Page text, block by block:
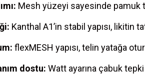
Mesh yüzeyi sayesinde pamuk
Kanthal A1’in stabil yapısı, likitin
flexMESH yapısı, telin yatağa
dostu: Watt ayarına çabuk